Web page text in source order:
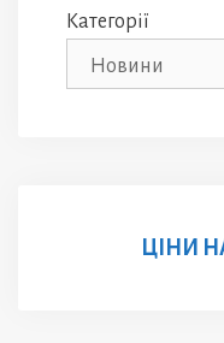
Категорії
ЦІНИ